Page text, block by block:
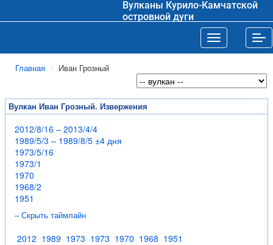
Вулканы Курило-Камчатской
островной дуги
Toggle
Главная Иван Грозный
Вулкан Иван Грозный. Извержения
2012/8/16 – 2013/4/4
1989/5/3 – 1989/8/5 ±4 дня
1973/5/16
1973/1
1970
1968/2
1951
– Скрыть таймлайн
2012 1989 1973 1973 1970 1968 1951